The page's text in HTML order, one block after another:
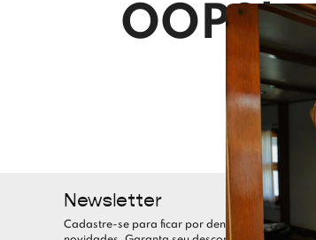
OOPS!
Newsletter
Cadastre-se para ficar por dentro de todas as